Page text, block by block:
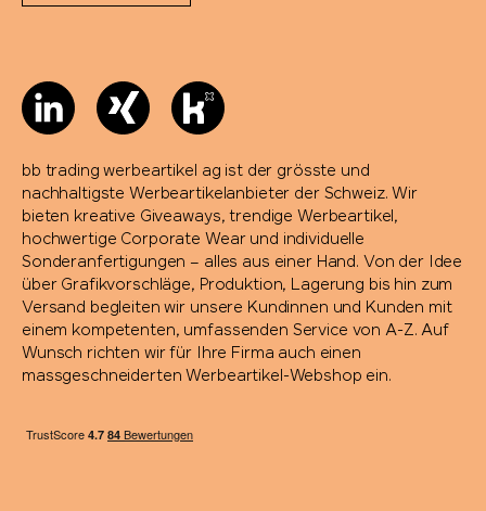
bb trading werbeartikel ag ist der grösste und
nachhaltigste Werbeartikelanbieter der Schweiz. Wir
bieten kreative Giveaways, trendige Werbeartikel,
hochwertige Corporate Wear und individuelle
Sonderanfertigungen – alles aus einer Hand. Von der Idee
über Grafikvorschläge, Produktion, Lagerung bis hin zum
Versand begleiten wir unsere Kundinnen und Kunden mit
einem kompetenten, umfassenden Service von A-Z. Auf
Wunsch richten wir für Ihre Firma auch einen
massgeschneiderten Werbeartikel-Webshop ein.